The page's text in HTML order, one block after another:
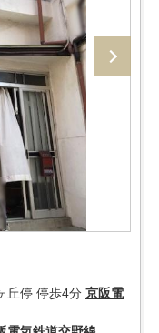
丘停 停歩4分 京阪電